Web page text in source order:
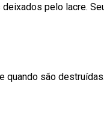
pelo lacre.
quando são